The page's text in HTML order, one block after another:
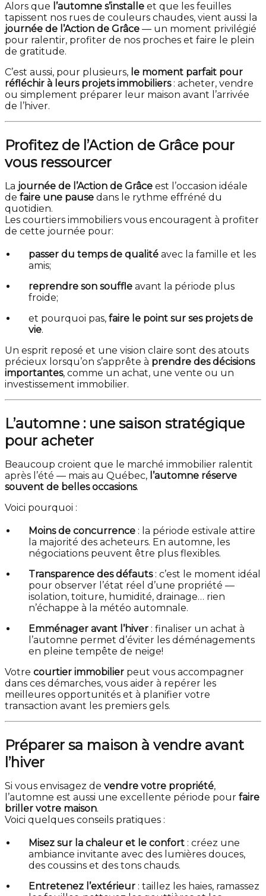
Alors que l’automne s’installe et que les feuilles
tapissent nos rues de couleurs chaudes, vient aussi la
journée de l’Action de Grâce — un moment privilégié
pour ralentir, profiter de nos proches et faire le plein
de gratitude.
C’est aussi, pour plusieurs, le moment parfait pour
réfléchir à leurs projets immobiliers: acheter, vendre
ou simplement préparer leur maison avant l’arrivée
de l’hiver.
Profitez de l’Action de Grâce pour
vous ressourcer
La journée de l’Action de Grâce est l’occasion idéale
de faire une pause dans le rythme effréné du
quotidien.
Les courtiers immobiliers vous encouragent à profiter
de cette journée pour:
passer du temps de qualité avec la famille et les
amis;
reprendre son souffle avant la période plus
froide;
et pourquoi pas, faire le point sur ses projets de
vie.
Un esprit reposé et une vision claire sont des atouts
précieux lorsqu’on s’apprête à prendre des décisions
importantes, comme un achat, une vente ou un
investissement immobilier.
L’automne : une saison stratégique
pour acheter
Beaucoup croient que le marché immobilier ralentit
après l’été — mais au Québec, l’automne réserve
souvent de belles occasions.
Voici pourquoi :
Moins de concurrence : la période estivale attire
la majorité des acheteurs. En automne, les
négociations peuvent être plus flexibles.
Transparence des défauts: c’est le moment idéal
pour observer l’état réel d’une propriété —
isolation, toiture, humidité, drainage… rien
n’échappe à la météo automnale.
Emménager avant l’hiver : finaliser un achat à
l’automne permet d’éviter les déménagements
en pleine tempête de neige!
Votre courtier immobilier peut vous accompagner
dans ces démarches, vous aider à repérer les
meilleures opportunités et à planifier votre
transaction avant les premiers gels.
Préparer sa maison à vendre avant
l’hiver
Si vous envisagez de vendre votre propriété,
l’automne est aussi une excellente période pour faire
briller votre maison.
Voici quelques conseils pratiques :
Misez sur la chaleur et le confort : créez une
ambiance invitante avec des lumières douces,
des coussins et des tons chauds.
Entretenez l’extérieur : taillez les haies, ramassez